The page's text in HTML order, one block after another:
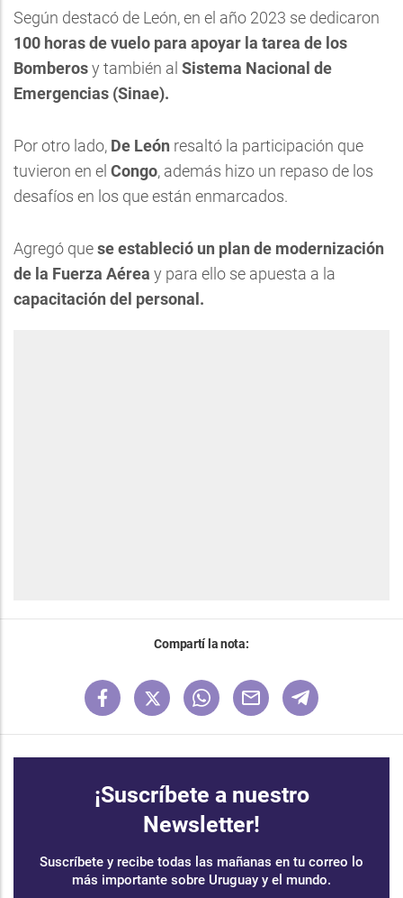
Según destacó de León, en el año 2023 se dedicaron
100 horas de vuelo para apoyar la tarea de los
Bomberosy también al Sistema Nacional de
Emergencias (Sinae).
Por otro lado, De León resaltó la participación que
tuvieron en el Congo, además hizo un repaso de los
desafíos en los que están enmarcados.
Agregó quese estableció un plan de modernización
de la Fuerza Aérea y para ello se apuesta a la
capacitación del personal.
Compartí la nota:
¡Suscríbete a nuestro
Newsletter!
Suscríbete y recibe todas las mañanas en tu correo lo
más importante sobre Uruguay y el mundo.